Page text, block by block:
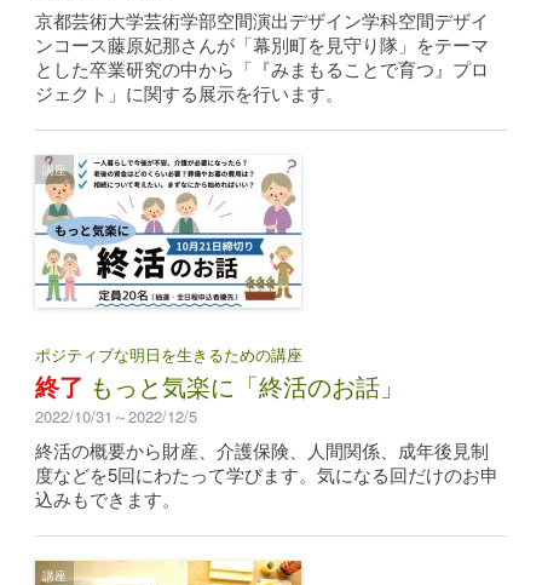
京都芸術大学芸術学部空間演出デザイン学科空間デザイ
ンコース藤原妃那さんが「幕別町を見守り隊」をテーマ
とした卒業研究の中から「『みまもることで育つ』プロ
ジェクト」に関する展示を行います。
講座
ポジティブな明日を生きるための講座
終了 もっと気楽に「終活のお話」
2022/10/31～2022/12/5
終活の概要から財産、介護保険、人間関係、成年後見制
度などを5回にわたって学びます。気になる回だけのお申
込みもできます。
講座